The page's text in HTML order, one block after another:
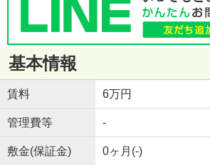
基本情報
賃料 6万円
管理費等 -
敷金(保証金) 0ヶ月(-)